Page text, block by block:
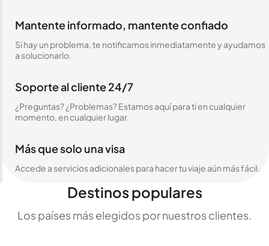
Mantente informado, mantente confiado
Si hay un problema, te notificamos inmediatamente y ayudamos
a solucionarlo.
Soporte al cliente 24/7
¿Preguntas? ¿Problemas? Estamos aquí para ti en cualquier
momento, en cualquier lugar.
Más que solo una visa
Accede a servicios adicionales para hacer tu viaje aún más fácil.
Destinos populares
Los países más elegidos por nuestros clientes.